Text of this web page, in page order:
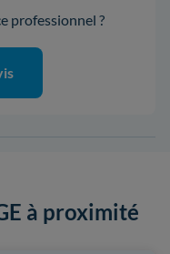
professionnel ?
à proximité